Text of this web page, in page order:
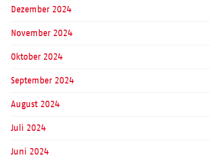
Dezember 2024
November 2024
Oktober 2024
September 2024
August 2024
Juli 2024
Juni 2024